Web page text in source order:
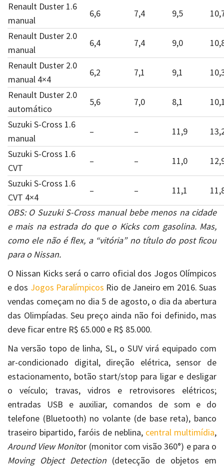
Renault Duster 1.6
manual
6,6 7,4 9,5
Renault Duster 2.0
manual
6,4 7,4 9,0
Renault Duster 2.0
manual 4×4
6,2 7,1 9,1
Renault Duster 2.0
automático
5,6 7,0 8,1
Suzuki S-Cross 1.6
manual
– – 11,9
Suzuki S-Cross 1.6
CVT
– – 11,0
Suzuki S-Cross 1.6
CVT 4×4
– – 11,1
OBS: O Suzuki S-Cross manual bebe menos na cidade
e mais na estrada do que o Kicks com gasolina. Mas,
como ele não é flex, a “vitória” no título do post ficou
para o Nissan.
O Nissan Kicks será o carro oficial dos Jogos Olímpicos
e dos Jogos Paralímpicos Rio de Janeiro em 2016. Suas
vendas começam no dia 5 de agosto, o dia da abertura
das Olimpíadas. Seu preço ainda não foi definido, mas
deve ficar entre R$ 65.000 e R$ 85.000.
Na versão topo de linha, SL, o SUV virá equipado com
ar-condicionado digital, direção elétrica, sensor de
estacionamento, botão start/stop para ligar e desligar
o veículo; travas, vidros e retrovisores elétricos;
entradas USB e auxiliar, comandos de som e do
telefone (Bluetooth) no volante (de base reta), banco
traseiro bipartido, faróis de neblina, central multimídia,
Around View Monitor (monitor com visão 360°) e para o
Moving Object Detection (detecção de objetos em